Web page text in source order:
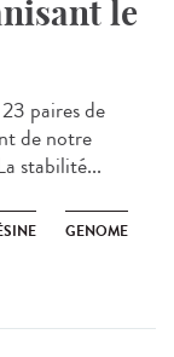
le
paires de
de notre
stabilité...
GENOME